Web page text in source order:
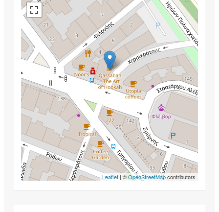
Leaflet | ©OpenStreetMapcontributors